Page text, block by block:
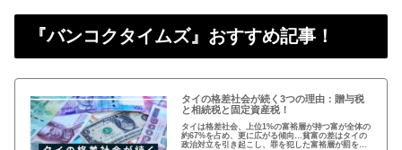
『バンコクタイムズ』おすすめ記事！
タイの格差社会が続く3つの理由：贈与税
と相続税と固定資産税！
タイは格差社会、上位1%の富裕層が持つ富が全体の
約67%を占め、更に広がる傾向…貧富の差はタイの
政治対立を引き起こし、罪を犯した富裕層が罰を免